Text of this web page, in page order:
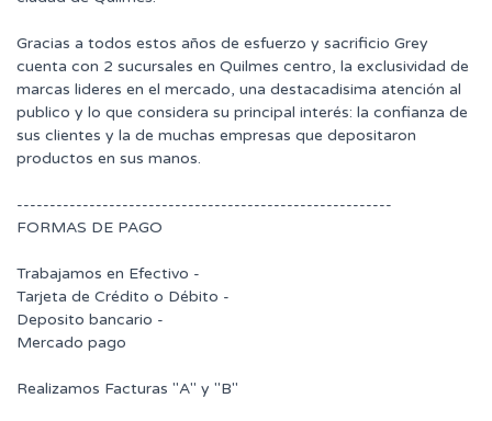
Gracias a todos estos años de esfuerzo y sacrificio Grey
cuenta con 2 sucursales en Quilmes centro, la exclusividad de
marcas lideres en el mercado, una destacadisima atención al
publico y lo que considera su principal interés: la confianza de
sus clientes y la de muchas empresas que depositaron
productos en sus manos.
---------------------------------------------------------
FORMAS DE PAGO
Trabajamos en Efectivo -
Tarjeta de Crédito o Débito -
Deposito bancario -
Mercado pago
Realizamos Facturas "A" y "B"